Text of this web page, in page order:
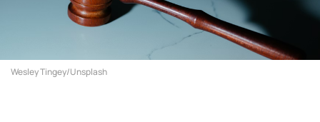
Wesley Tingey/Unsplash